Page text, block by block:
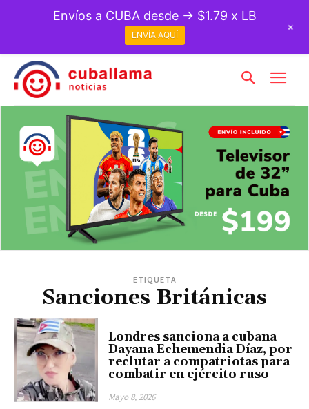
ETIQUETA
Sanciones Británicas
Londres sanciona a cubana
Dayana Echemendia Díaz, por
reclutar a compatriotas para
combatir en ejército ruso
Mayo 8, 2026
Envíos a CUBA desde → $1.79 x LB
ENVÍA AQUÍ
+